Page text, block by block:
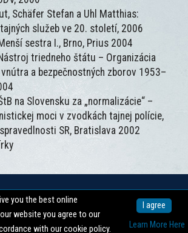
Schäfer Stefan a Uhl Matthias:
služeb ve 20. století, 2006
sestra I., Brno, Prius 2004
triedneho štátu – Organizácia
a bezpečnostných zborov 1953–
na Slovensku za „normalizácie“ –
moci v zvodkách tajnej polície,
SR, Bratislava 2002
dokumentaci totalitních režimů
nahoru ↑
you the best online
website you agree to our
with our cookie policy.
I agree
Learn More Here